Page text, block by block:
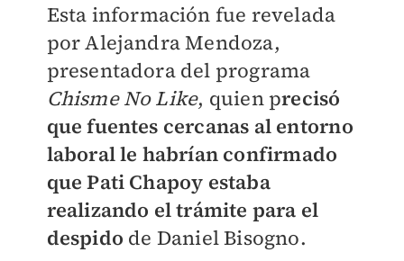
Esta información fue revelada
por Alejandra Mendoza,
presentadora del programa
Chisme No Like, quien precisó
que fuentes cercanas al entorno
laboral le habrían confirmado
que Pati Chapoy estaba
realizando el trámite para el
despido de Daniel Bisogno.